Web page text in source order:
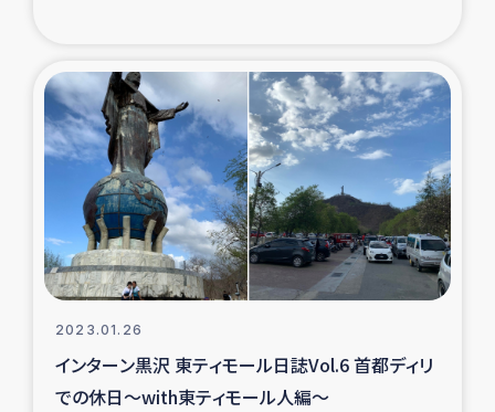
デニヤヤ小規模紅茶農家支援
コーヒー生産者支援
アイナロ県マウベシ郡でのコーヒー畑改善事業
ベイルート大規模爆発被災者支援
アグロフォレストリー（カカオ）事業
2023.01.26
インターン黒沢 東ティモール日誌Vol.6 首都ディリ
での休日～with東ティモール人編～